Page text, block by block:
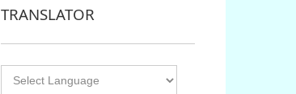
TRANSLATOR